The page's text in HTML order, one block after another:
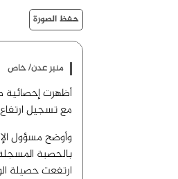
حفظ الصورة
منبر عدن/ خاص
أظهرت إحصائية
مع تسجيل
وأوضح مسؤول
بالحصبة
ارتفعت حصيلة